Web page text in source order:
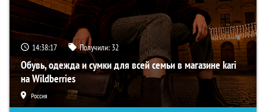
14:38:17 Получили: 32
Обувь, одежда и сумки для всей семьи в магазине kari
на Wildberries
Россия